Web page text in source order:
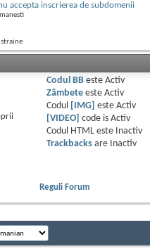
accepta inscrierea de subdomenii
Codul BBeste Activ
Zâmbeteeste Activ
Codul
[IMG] este Activ
[VIDEO]
code is Activ
Codul HTML este
Inactiv
Trackbacksare
Inactiv
Reguli Forum